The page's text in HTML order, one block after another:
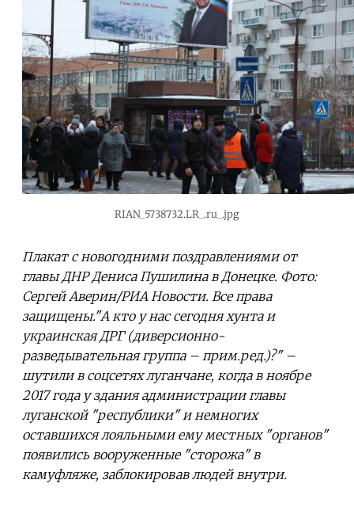
RIAN_5738732.LR_.ru_.jpg
Плакат с новогодними поздравлениями от
главы ДНР Дениса Пушилина в Донецке. Фото:
Сергей Аверин/РИА Новости. Все права
защищены."А кто у нас сегодня хунта и
украинская ДРГ (диверсионно-
разведывательная группа – прим.ред.)?" –
шутили в соцсетях луганчане, когда в ноябре
2017 года у здания администрации главы
луганской "республики" и немногих
оставшихся лояльными ему местных "органов"
появились вооруженные "сторожа" в
камуфляже, заблокировав людей внутри.